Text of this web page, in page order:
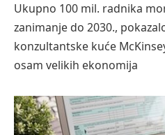
Ukupno 100 mil. radnika
zanimanje do 2030.,
konzultantske kuće
osam velikih ekonomija